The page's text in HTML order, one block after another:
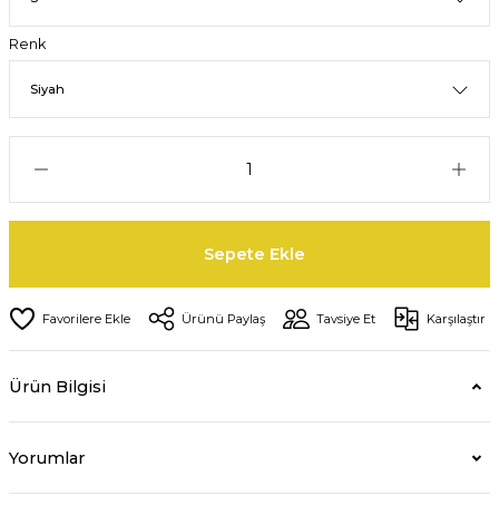
Renk
Sepete Ekle
Ürünü Paylaş Tavsiye Et Karşılaştır
Ürün Bilgisi
Yorumlar